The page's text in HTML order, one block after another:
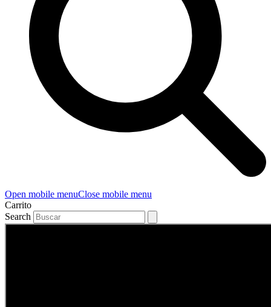
Open mobile menuClose mobile menu
Carrito
Search